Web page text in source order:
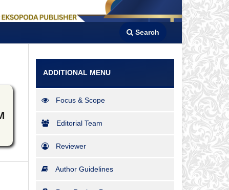
Search
ADDITIONAL MENU
Focus & Scope
Editorial Team
Reviewer
Author Guidelines